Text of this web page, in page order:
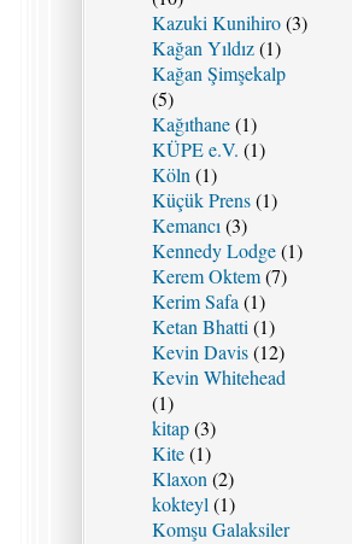
Kazuki Kunihiro(3)
Kağan Yıldız(1)
Kağan Şimşekalp
(5)
Kağıthane(1)
KÜPE e.V. (1)
Köln (1)
Küçük Prens(1)
Kemancı (3)
Kennedy Lodge(1)
Kerem Oktem(7)
Kerim Safa (1)
Ketan Bhatti (1)
Kevin Davis(12)
Kevin Whitehead
(1)
kitap(3)
Kite(1)
Klaxon (2)
kokteyl (1)
Komşu Galaksiler